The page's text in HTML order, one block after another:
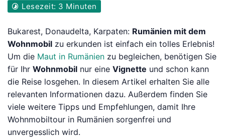
Lesezeit: 3 Minuten
Bukarest, Donaudelta, Karpaten: Rumänien mit dem
Wohnmobil zu erkunden ist einfach ein tolles Erlebnis!
Um die Maut in Rumänien zu begleichen, benötigen Sie
für Ihr Wohnmobil nur eine Vignette und schon kann
die Reise losgehen. In diesem Artikel erhalten Sie alle
relevanten Informationen dazu. Außerdem finden Sie
viele weitere Tipps und Empfehlungen, damit Ihre
Wohnmobiltour in Rumänien sorgenfrei und
unvergesslich wird.